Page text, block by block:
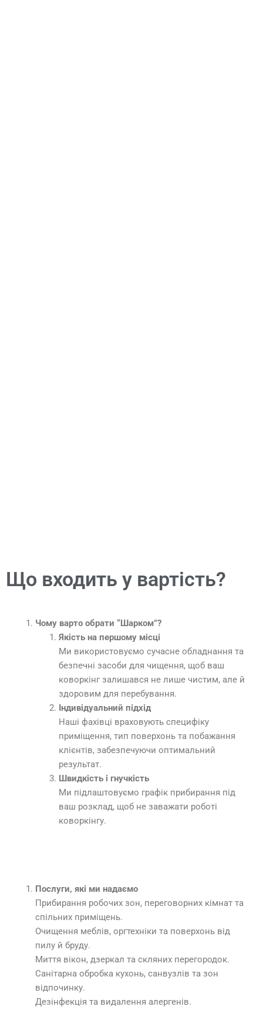
Що входить у вартість?
Чому варто обрати “Шарком”?
Якість на першому місці
Ми використовуємо сучасне обладнання та
безпечні засоби для чищення, щоб ваш
коворкінг залишався не лише чистим, але й
здоровим для перебування.
Індивідуальний підхід
Наші фахівці враховують специфіку
приміщення, тип поверхонь та побажання
клієнтів, забезпечуючи оптимальний
результат.
Швидкість і гнучкість
Ми підлаштовуємо графік прибирання під
ваш розклад, щоб не заважати роботі
коворкінгу.
Послуги, які ми надаємо
Прибирання робочих зон, переговорних кімнат та
спільних приміщень.
Очищення меблів, оргтехніки та поверхонь від
пилу й бруду.
Миття вікон, дзеркал та скляних перегородок.
Санітарна обробка кухонь, санвузлів та зон
відпочинку.
Дезінфекція та видалення алергенів.